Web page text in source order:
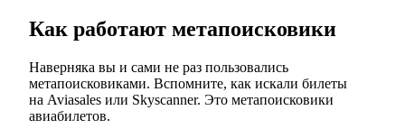
Как работают метапоисковики
Наверняка вы и сами не раз пользовались
метапоисковиками. Вспомните, как искали билеты
на Aviasales или Skyscanner. Это метапоисковики
авиабилетов.